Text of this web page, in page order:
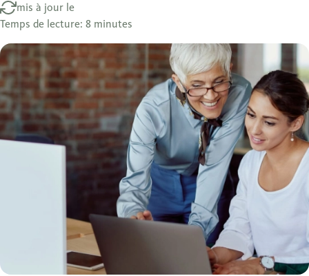
mis à jour le
Temps de lecture: 8 minutes